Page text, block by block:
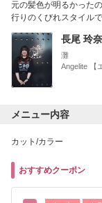
元の髪色が明るかった
行りのくびれスタイル
長尾 玲奈
灘
Angelite 【
メニュー内容
カット/カラー
おすすめクーポン